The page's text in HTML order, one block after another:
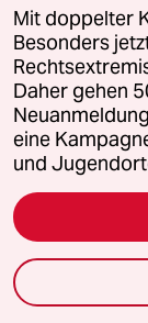
Mehr taz
taz Blogs
Le Monde
taz Archiv
Mit doppelter
Besonders
Daher gehen
eine
und